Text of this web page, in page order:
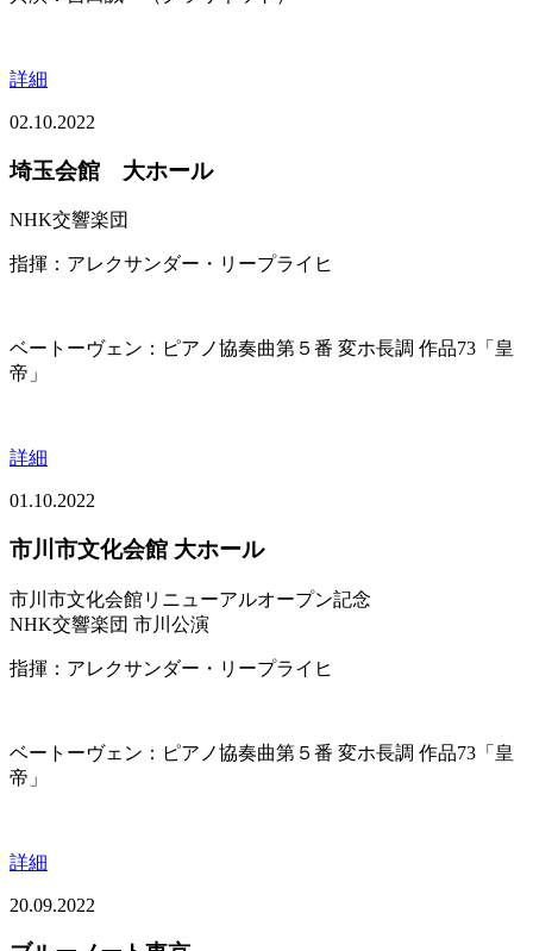
詳細
02.10.2022
埼玉会館 大ホール
NHK交響楽団
指揮：アレクサンダー・リープライヒ
ベートーヴェン：ピアノ協奏曲第５番 変ホ長調 作品73「皇
帝」
詳細
01.10.2022
市川市文化会館 大ホール
市川市文化会館リニューアルオープン記念
NHK交響楽団 市川公演
指揮：アレクサンダー・リープライヒ
ベートーヴェン：ピアノ協奏曲第５番 変ホ長調 作品73「皇
帝」
詳細
20.09.2022